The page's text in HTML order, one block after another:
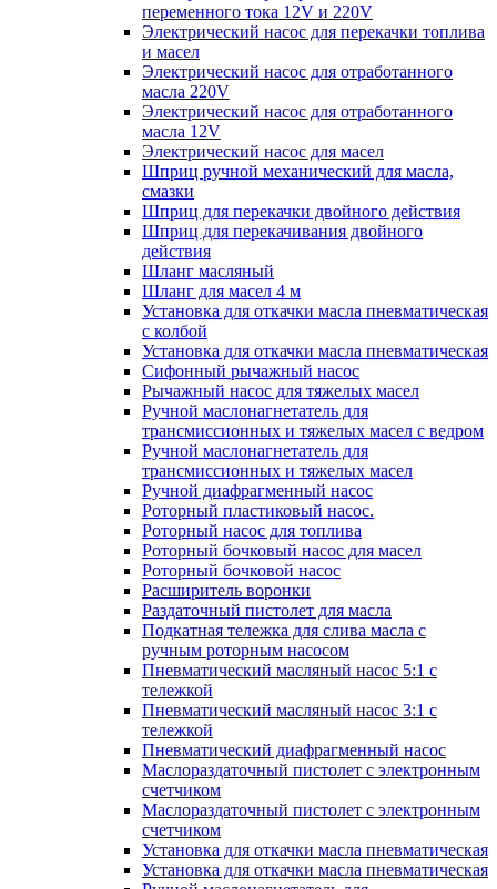
переменного тока 12V и 220V
Электрический насос для перекачки топлива
и масел
Электрический насос для отработанного
масла 220V
Электрический насос для отработанного
масла 12V
Электрический насос для масел
Шприц ручной механический для масла,
смазки
Шприц для перекачки двойного действия
Шприц для перекачивания двойного
действия
Шланг масляный
Шланг для масел 4 м
Установка для откачки масла пневматическая
с колбой
Установка для откачки масла пневматическая
Сифонный рычажный насос
Рычажный насос для тяжелых масел
Ручной маслонагнетатель для
трансмиссионных и тяжелых масел с ведром
Ручной маслонагнетатель для
трансмиссионных и тяжелых масел
Ручной диафрагменный насос
Роторный пластиковый насос.
Роторный насос для топлива
Роторный бочковый насос для масел
Роторный бочковой насос
Расширитель воронки
Раздаточный пистолет для масла
Подкатная тележка для слива масла с
ручным роторным насосом
Пневматический масляный насос 5:1 с
тележкой
Пневматический масляный насос 3:1 с
тележкой
Пневматический диафрагменный насос
Маслораздаточный пистолет с электронным
счетчиком
Маслораздаточный пистолет с электронным
счетчиком
Установка для откачки масла пневматическая
Установка для откачки масла пневматическая